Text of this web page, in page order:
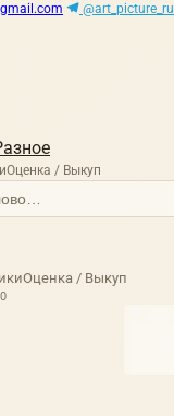
@art_picture_ru
Оценка / Выкуп
Оценка / Выкуп